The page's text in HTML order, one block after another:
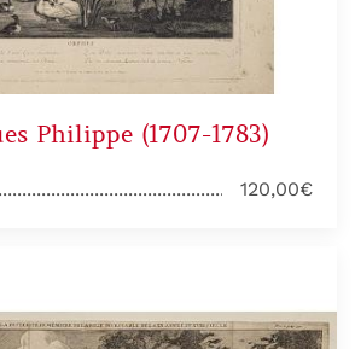
Philippe (1707-1783)
120,00€